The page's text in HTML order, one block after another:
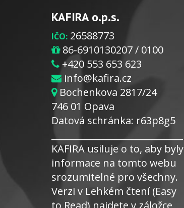
KAFIRA o.p.s.
IČO: 26588773
86-6910130207 / 0100
+420 553 653 623
info@kafira.cz
Bochenkova 2817/24
746 01 Opava
Datová schránka: r63p8g5
KAFIRA usiluje o to, aby byly
informace na tomto webu
srozumitelné pro všechny.
Verzi v Lehkém čtení (Easy
to Read) najdete v záložce